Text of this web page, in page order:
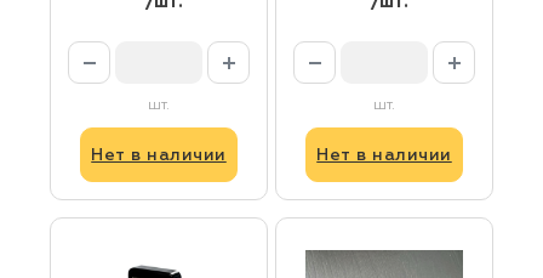
шт.
Нет в наличии
шт.
Нет в наличии